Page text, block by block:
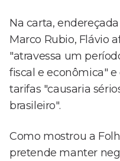
Na carta,
Marco Rubio, Flávio
"atravessa um
fiscal e econômica"
tarifas "causaria
brasileiro".
Como mostrou a
pretende manter